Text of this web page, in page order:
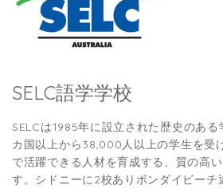
SELC語学学校
SELCは1985年に設立された歴史のあ
カ国以上から38,000人以上の学生を受
で活躍できる人材を育成する、質の高
す。シドニーに2校ありボンダイビーチ